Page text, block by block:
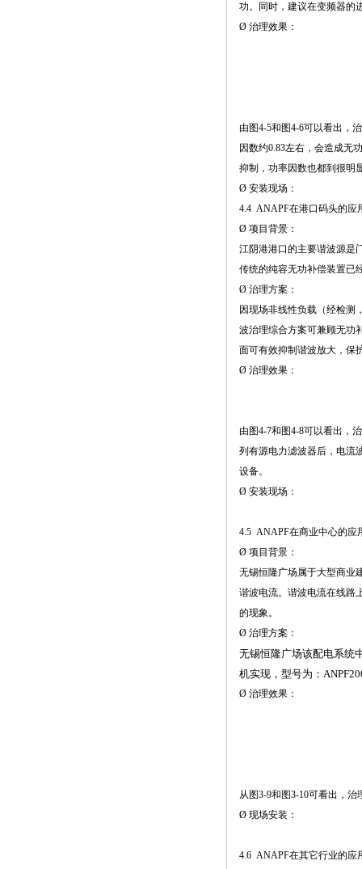
功。同时，建议在变频器的
Ø 治理效果：
由图4-5和图4-6可以看出，
因数约0.83左右，会造成无
抑制，功率因数也都到很明
Ø 安装现场：
4.4 ANAPF在港口码头的应
Ø 项目背景：
江阴港港口的主要谐波源是
传统的纯容无功补偿装置已
Ø 治理方案：
因现场非线性负载（经检测
波治理综合方案可兼顾无功
面可有效抑制谐波放大，保
Ø 治理效果：
由图4-7和图4-8可以看出，
列有源电力滤波器后，电流
设备。
Ø 安装现场：
4.5 ANAPF在商业中心的应
Ø 项目背景：
无锡恒隆广场属于大型商业
谐波电流。谐波电流在线路
的现象。
Ø 治理方案：
无锡恒隆广场该配电系统
机实现，型号为：
Ø 治理效果：
从图3-9和图3-10可看出，
Ø 现场安装：
4.6 ANAPF在其它行业的应